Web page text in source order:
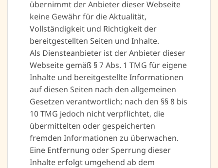
übernimmt der Anbieter dieser Webseite
keine Gewähr für die Aktualität,
Vollständigkeit und Richtigkeit der
bereitgestellten Seiten und Inhalte.
Als Diensteanbieter ist der Anbieter dieser
Webseite gemäß § 7 Abs. 1 TMG für eigene
Inhalte und bereitgestellte Informationen
auf diesen Seiten nach den allgemeinen
Gesetzen verantwortlich; nach den §§ 8 bis
10 TMG jedoch nicht verpflichtet, die
übermittelten oder gespeicherten
fremden Informationen zu überwachen.
Eine Entfernung oder Sperrung dieser
Inhalte erfolgt umgehend ab dem